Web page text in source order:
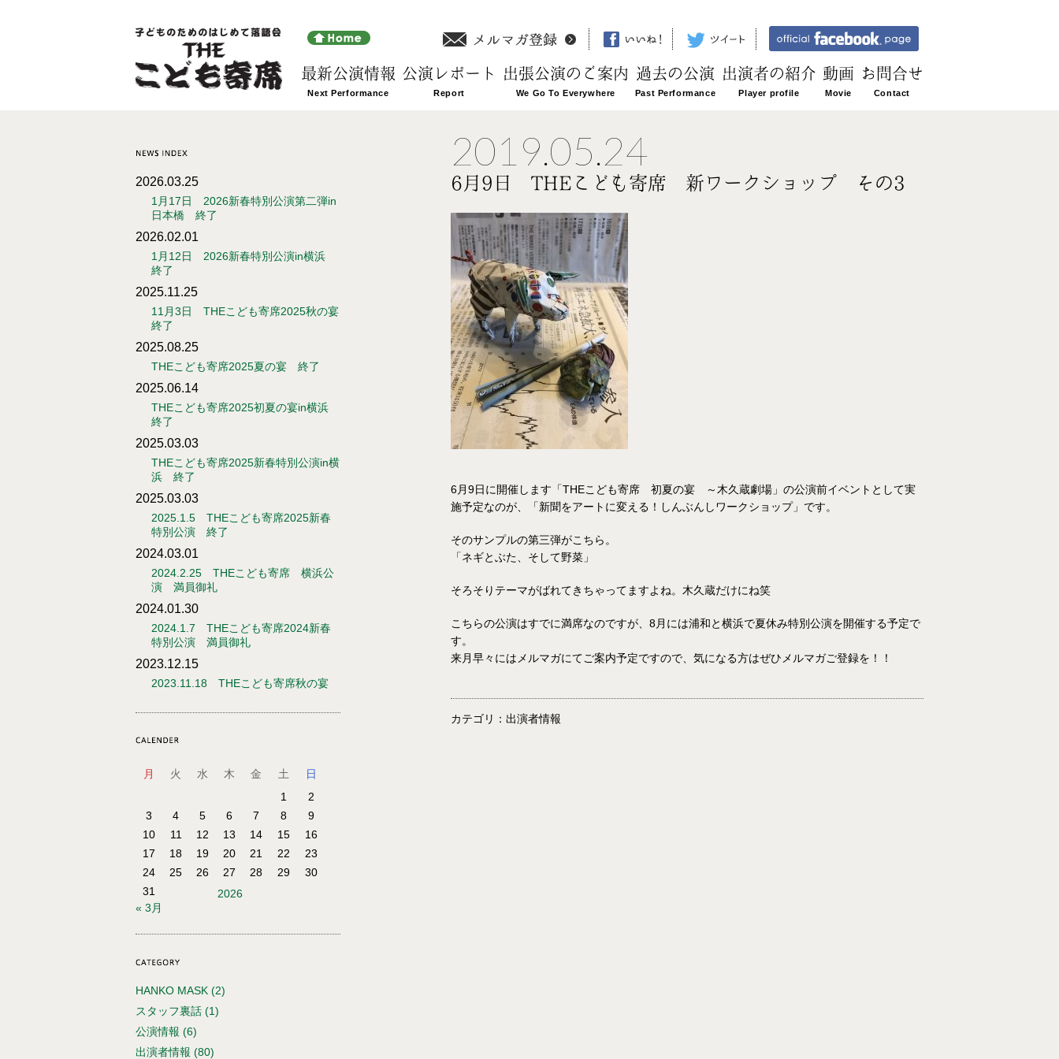
最新公演情報 公演レポート 出張公演のご案内 過去の公演 出演者の紹介 動画 お問合せ
2019.05.24
6月9日 THEこども寄席 新ワークショップ その3
6月9日に開催します「THEこども寄席 初夏の宴 ～木久蔵劇場」の公演前イベントとして実
施予定なのが、「新聞をアートに変える！しんぶんしワークショップ」です。
そのサンプルの第三弾がこちら。
「ネギとぶた、そして野菜」
そろそりテーマがばれてきちゃってますよね。木久蔵だけにね笑
こちらの公演はすでに満席なのですが、8月には浦和と横浜で夏休み特別公演を開催する予定で
す。
来月早々にはメルマガにてご案内予定ですので、気になる方はぜひメルマガご登録を！！
カテゴリ：出演者情報
2026.03.25
1月17日 2026新春特別公演第二弾in
日本橋 終了
2026.02.01
1月12日 2026新春特別公演in横浜
終了
2025.11.25
11月3日 THEこども寄席2025秋の宴
終了
2025.08.25
THEこども寄席2025夏の宴 終了
2025.06.14
THEこども寄席2025初夏の宴in横浜
終了
2025.03.03
THEこども寄席2025新春特別公演in横
浜 終了
2025.03.03
2025.1.5 THEこども寄席2025新春
特別公演 終了
2024.03.01
2024.2.25 THEこども寄席 横浜公
演 満員御礼
2024.01.30
2024.1.7 THEこども寄席2024新春
特別公演 満員御礼
2023.12.15
2023.11.18 THEこども寄席秋の宴
2026
月 火 水 木 金 土
日
1
2
3
4 5 6 7 8
9
10
11 12 13 14 15
16
17
18 19 20 21 22
23
24
25 26 27 28 29
30
31
« 3月
HANKO MASK (2)
スタッフ裏話 (1)
公演情報 (6)
出演者情報 (80)